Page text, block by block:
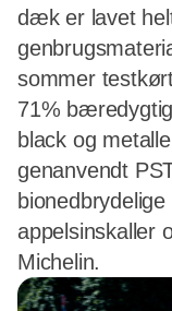
dæk er lavet
sommer
71%
black og
genanvendt
appelsinskaller
Michelin.